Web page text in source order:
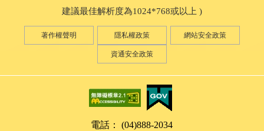
建議最佳解析度為1024*768或以上 )
著作權聲明 隱私權政策 網站安全政策
資通安全政策
電話： (04)888-2034